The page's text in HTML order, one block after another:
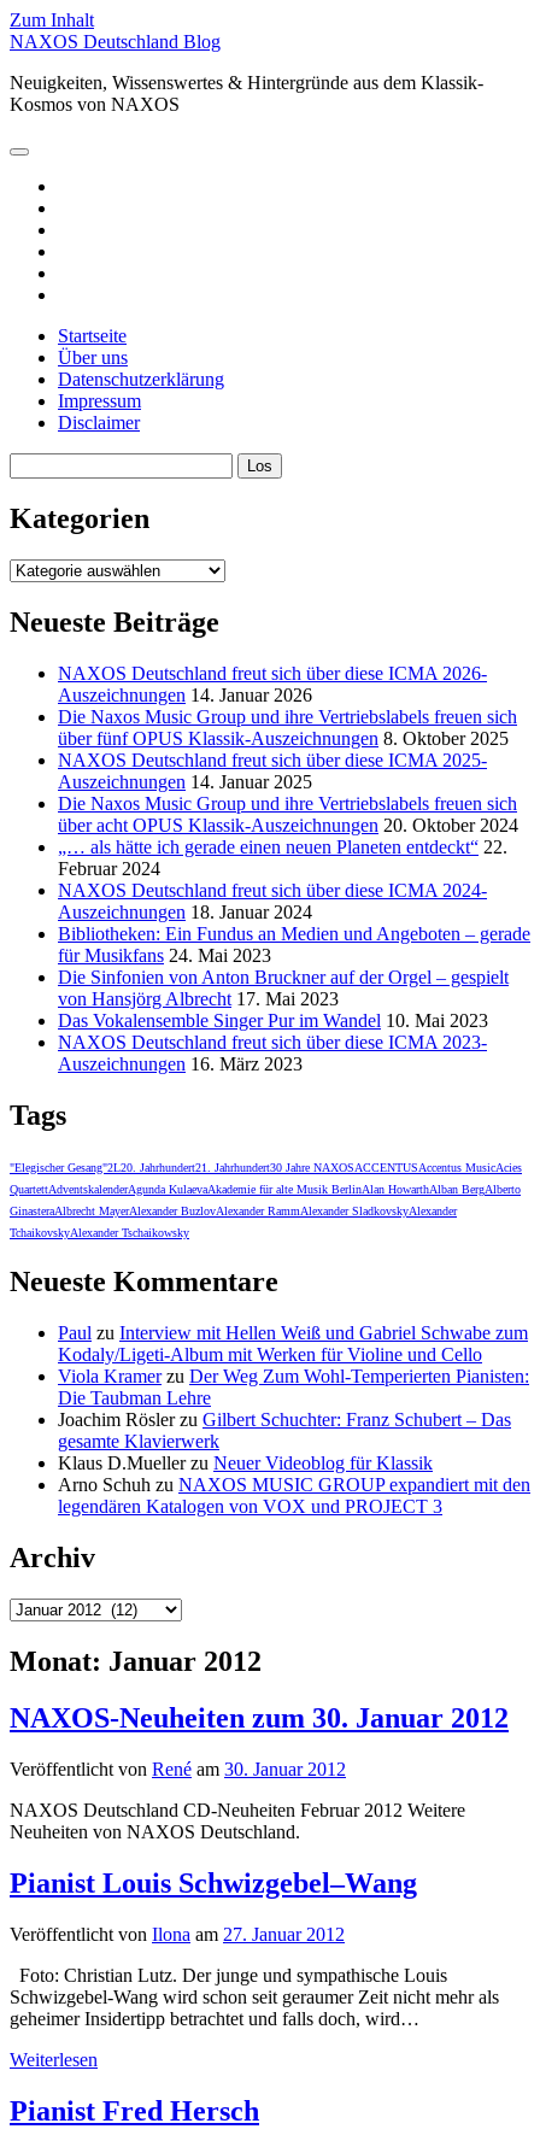
Zum Inhalt
NAXOS Deutschland Blog
Neuigkeiten, Wissenswertes & Hintergründe aus dem Klassik-
Kosmos von NAXOS
Hauptmenü
Startseite
Über uns
Datenschutzerklärung
Impressum
Disclaimer
Kategorien
Kategorien
Neueste Beiträge
NAXOS Deutschland freut sich über diese ICMA 2026-
Auszeichnungen 14. Januar 2026
Die Naxos Music Group und ihre Vertriebslabels freuen sich
über fünf OPUS Klassik-Auszeichnungen 8. Oktober 2025
NAXOS Deutschland freut sich über diese ICMA 2025-
Auszeichnungen 14. Januar 2025
Die Naxos Music Group und ihre Vertriebslabels freuen sich
über acht OPUS Klassik-Auszeichnungen 20. Oktober 2024
„… als hätte ich gerade einen neuen Planeten entdeckt“ 22.
Februar 2024
NAXOS Deutschland freut sich über diese ICMA 2024-
Auszeichnungen 18. Januar 2024
Bibliotheken: Ein Fundus an Medien und Angeboten – gerade
für Musikfans 24. Mai 2023
Die Sinfonien von Anton Bruckner auf der Orgel – gespielt
von Hansjörg Albrecht 17. Mai 2023
Das Vokalensemble Singer Pur im Wandel 10. Mai 2023
NAXOS Deutschland freut sich über diese ICMA 2023-
Auszeichnungen 16. März 2023
Tags
"Elegischer Gesang"2L20. Jahrhundert21. Jahrhundert30 Jahre NAXOSACCENTUSAccentus MusicAcies
QuartettAdventskalenderAgunda KulaevaAkademie für alte Musik BerlinAlan HowarthAlban BergAlberto
GinasteraAlbrecht MayerAlexander BuzlovAlexander RammAlexander SladkovskyAlexander
TchaikovskyAlexander Tschaikowsky
Neueste Kommentare
Paul zu Interview mit Hellen Weiß und Gabriel Schwabe zum
Kodaly/Ligeti-Album mit Werken für Violine und Cello
Viola Kramerzu Der Weg Zum Wohl-Temperierten Pianisten:
Die Taubman Lehre
Joachim Röslerzu Gilbert Schuchter: Franz Schubert – Das
gesamte Klavierwerk
Klaus D.Muellerzu Neuer Videoblog für Klassik
Arno Schuh zu NAXOS MUSIC GROUP expandiert mit den
legendären Katalogen von VOX und PROJECT 3
Archiv
Archiv
Monat: Januar 2012
NAXOS-Neuheiten zum 30. Januar 2012
Veröffentlicht von René am 30. Januar 2012
NAXOS Deutschland CD-Neuheiten Februar 2012 Weitere
Neuheiten von NAXOS Deutschland.
Pianist Louis Schwizgebel–Wang
Veröffentlicht von Ilona am 27. Januar 2012
Foto: Christian Lutz. Der junge und sympathische Louis
Schwizgebel-Wang wird schon seit geraumer Zeit nicht mehr als
geheimer Insidertipp betrachtet und falls doch, wird…
Weiterlesen
Schwizgebel–
Wang
Pianist Fred Hersch